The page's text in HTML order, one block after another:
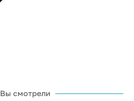
Вы смотрели